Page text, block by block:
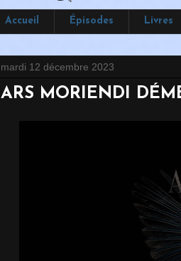
Accueil Épisodes Livres
mardi 12 décembre 2023
ARS MORIENDI